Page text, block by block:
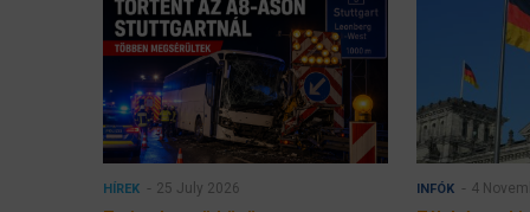
HÍREK 25 July 2026 INFÓK 4